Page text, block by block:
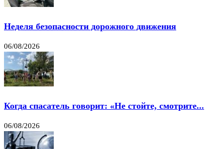
Неделя безопасности дорожного движения
06/08/2026
Когда спасатель говорит: «Не стойте, смотрите...
06/08/2026